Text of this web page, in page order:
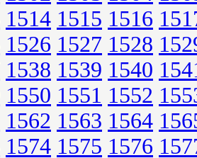
1514 1515 1516
1526 1527 1528
1538 1539 1540
1550 1551 1552
1562 1563 1564
1574 1575 1576